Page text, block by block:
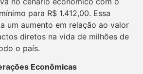
para R$ 1.412,00. Essa
um aumento em relação ao valor
diretos na vida de milhões de
o país.
Econômicas